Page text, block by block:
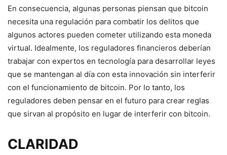
En consecuencia, algunas personas piensan que bitcoin
necesita una regulación para combatir los delitos que
algunos actores pueden cometer utilizando esta moneda
virtual. Idealmente, los reguladores financieros deberían
trabajar con expertos en tecnología para desarrollar leyes
que se mantengan al día con esta innovación sin interferir
con el funcionamiento de bitcoin. Por lo tanto, los
reguladores deben pensar en el futuro para crear reglas
que sirvan al propósito en lugar de interferir con bitcoin.
CLARIDAD